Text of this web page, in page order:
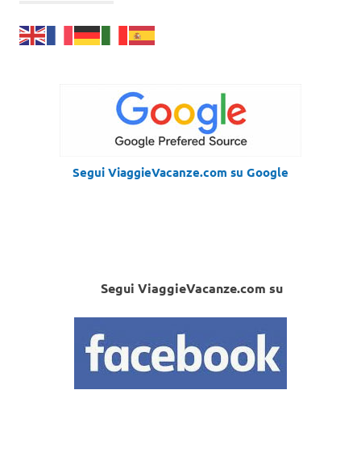
Segui ViaggieVacanze.com su Google
Segui ViaggieVacanze.com su